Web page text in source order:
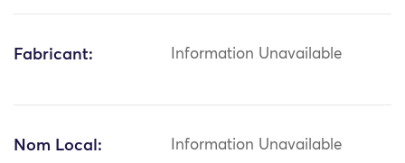
Fabricant: Information Unavailable
Nom Local: Information Unavailable